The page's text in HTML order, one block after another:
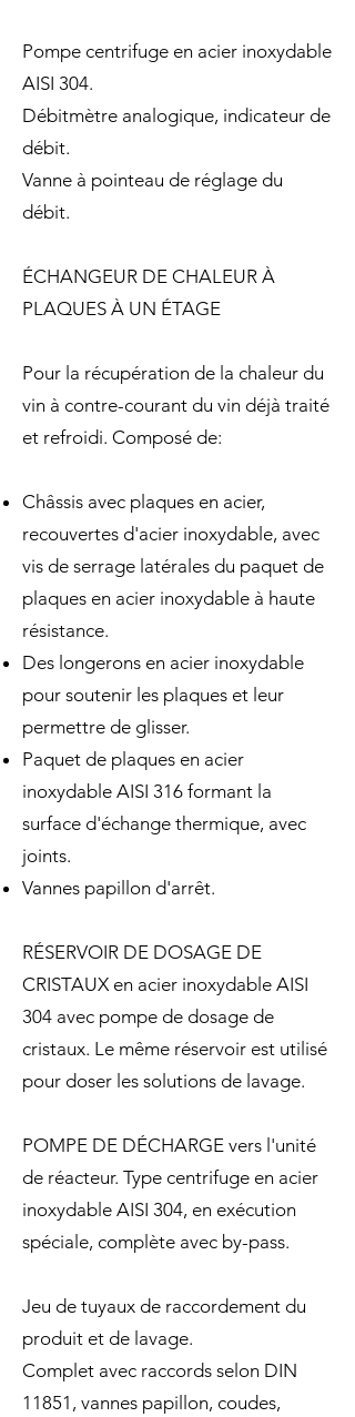
Pompe centrifuge en acier inoxydable
AISI 304.
Débitmètre analogique, indicateur de
débit.
Vanne à pointeau de réglage du
débit.
ÉCHANGEUR DE CHALEUR À
PLAQUES À UN ÉTAGE
Pour la récupération de la chaleur du
vin à contre-courant du vin déjà traité
et refroidi. Composé de:
Châssis avec plaques en acier,
recouvertes d'acier inoxydable, avec
vis de serrage latérales du paquet de
plaques en acier inoxydable à haute
résistance.
Des longerons en acier inoxydable
pour soutenir les plaques et leur
permettre de glisser.
Paquet de plaques en acier
inoxydable AISI 316 formant la
surface d'échange thermique, avec
joints.
Vannes papillon d'arrêt.
RÉSERVOIR DE DOSAGE DE
CRISTAUX en acier inoxydable AISI
304 avec pompe de dosage de
cristaux. Le même réservoir est utilisé
pour doser les solutions de lavage.
POMPE DE DÉCHARGE vers l'unité
de réacteur. Type centrifuge en acier
inoxydable AISI 304, en exécution
spéciale, complète avec by-pass.
Jeu de tuyaux de raccordement du
produit et de lavage.
Complet avec raccords selon DIN
11851, vannes papillon, coudes,